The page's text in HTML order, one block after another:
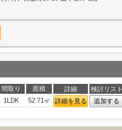
間取り 面積 詳細
検討リスト
1LDK 52.71㎡ 詳細を見る 追加する